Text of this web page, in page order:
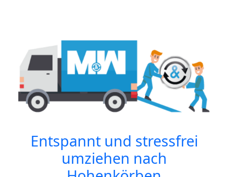
Entspannt und stressfrei
umziehen nach